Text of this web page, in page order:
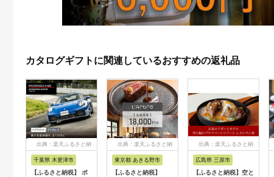
カタログギフトに関連しているおすすめの返礼品
出典：楽天ふるさと納
千葉県 木更津市
【ふるさと納税】 ポ
出典：楽天ふるさと納
東京都 あきる野市
【ふるさと納税】
出典：楽天ふるさと納
広島県 三原市
【ふるさと納税】空と